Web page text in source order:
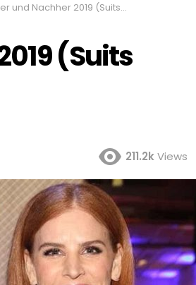
Nachher 2019 (Suits Fernsehserie)
(Suits
211.2kViews